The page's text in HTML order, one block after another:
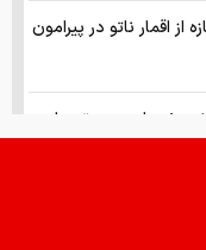
از اقمار ناتو در پیرامون
خریدار چه موتورهایی
جهانی